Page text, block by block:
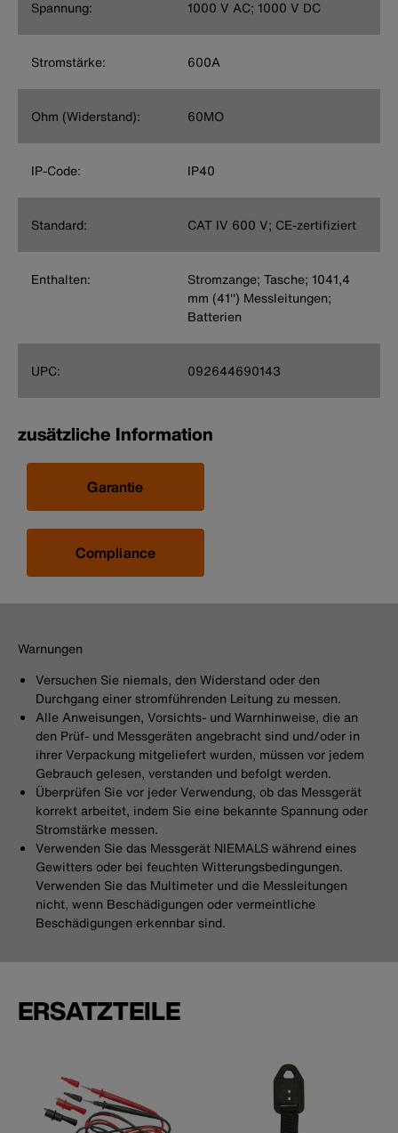
Spannung: 1000 V AC; 1000 V DC
Stromstärke: 600A
Ohm (Widerstand): 60MO
IP-Code: IP40
Standard: CAT IV 600 V; CE-zertifiziert
Enthalten:
Stromzange; Tasche; 1041,4
mm (41'') Messleitungen;
Batterien
UPC: 092644690143
zusätzliche Information
Garantie
Compliance
Warnungen
Versuchen Sie niemals, den Widerstand oder den
Durchgang einer stromführenden Leitung zu messen.
Alle Anweisungen, Vorsichts- und Warnhinweise, die an
den Prüf- und Messgeräten angebracht sind und/oder in
ihrer Verpackung mitgeliefert wurden, müssen vor jedem
Gebrauch gelesen, verstanden und befolgt werden.
Überprüfen Sie vor jeder Verwendung, ob das Messgerät
korrekt arbeitet, indem Sie eine bekannte Spannung oder
Stromstärke messen.
Verwenden Sie das Messgerät NIEMALS während eines
Gewitters oder bei feuchten Witterungsbedingungen.
Verwenden Sie das Multimeter und die Messleitungen
nicht, wenn Beschädigungen oder vermeintliche
Beschädigungen erkennbar sind.
ERSATZTEILE